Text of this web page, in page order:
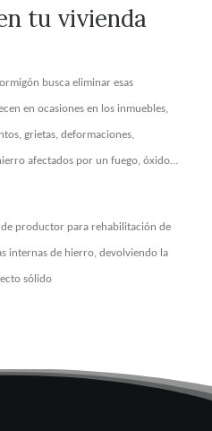
tu vivienda
busca eliminar esas
en ocasiones en los inmuebles,
grietas, deformaciones,
afectados por un fuego, óxido…
de productor para rehabilitación de
internas de hierro, devolviendo la
sólido